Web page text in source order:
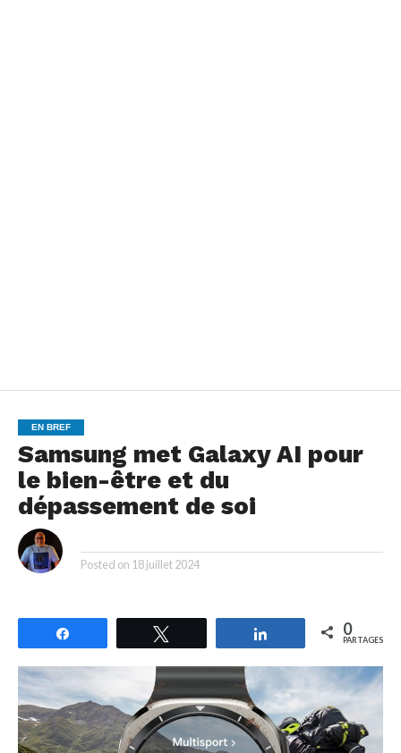
EN BREF
Samsung met Galaxy AI pour
le bien-être et du
dépassement de soi
Posted on 18 juillet 2024
Partagez 0
PARTAGES